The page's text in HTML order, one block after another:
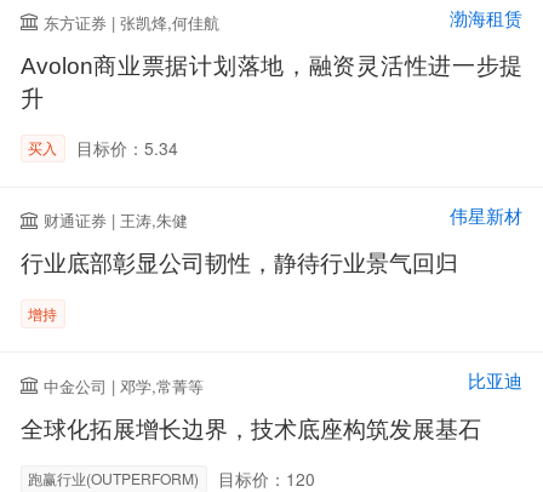
东方证券 | 张凯烽,何佳航 渤海租赁
Avolon商业票据计划落地，融资灵活性进一步提
升
买入 目标价：5.34
财通证券 | 王涛,朱健 伟星新材
行业底部彰显公司韧性，静待行业景气回归
增持
中金公司 | 邓学,常菁等 比亚迪
全球化拓展增长边界，技术底座构筑发展基石
跑赢行业(OUTPERFORM) 目标价：120